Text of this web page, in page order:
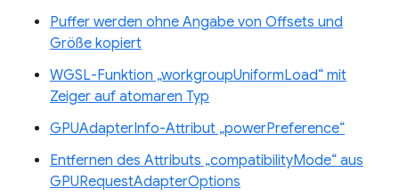
Puffer werden ohne Angabe von Offsets und
Größe kopiert
WGSL-Funktion „workgroupUniformLoad“ mit
Zeiger auf atomaren Typ
GPUAdapterInfo-Attribut „powerPreference“
Entfernen des Attributs „compatibilityMode“ aus
GPURequestAdapterOptions